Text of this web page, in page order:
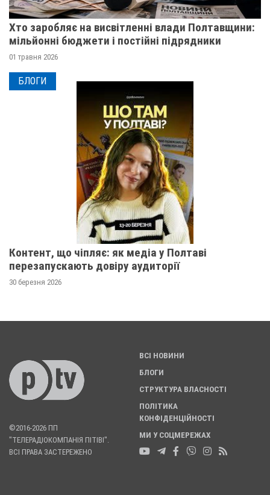
Хто заробляє на висвітленні влади Полтавщини:
мільйонні бюджети і постійні підрядники
01 травня 2026
БЛОГИ
Контент, що чіпляє: як медіа у Полтаві
перезапускають довіру аудиторії
30 березня 2026
©2016-2026 ПП
"ТЕЛЕРАДІОКОМПАНІЯ ПІТІВІ".
ВСІ ПРАВА ЗАСТЕРЕЖЕНО
ВСІ НОВИНИ
БЛОГИ
СТРУКТУРА ВЛАСНОСТІ
ПОЛІТИКА
КОНФІДЕНЦІЙНОСТІ
МИ У СОЦМЕРЕЖАХ